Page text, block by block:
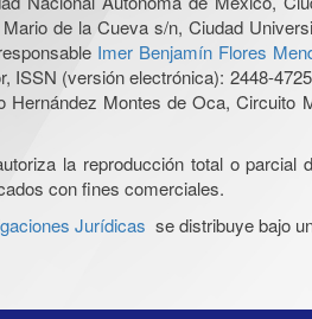
de la Cueva s/n, Ciudad
Imer Benjamín Flores
ISSN (versión electrónica): 2448-
Montes de Oca, Circuito
la reproducción total o parcial
con fines comerciales.
Jurídicas se distribuye bajo